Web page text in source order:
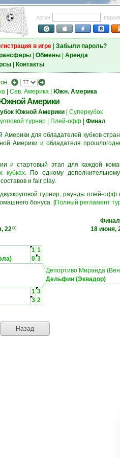
логин
в игре| Забыли пароль?
| Обмены| Аренда
| Контакты
| Сев. Америка| Южн. Америка
Южной Америки
Южной Америки
Суперкубок
турнир Плей-офф
Финал
для обладателей кубков
Америки и обладателя
и стартовый этап для каждой
кубках. По одному
и fair play.
турнир, раунды плей-
бонуса. [Полный регламент
2200
Финал
18 июня,
1 1
0 3
Депортиво Миранда
Дельфин (Эквадор)
1 3
3 2
Назад